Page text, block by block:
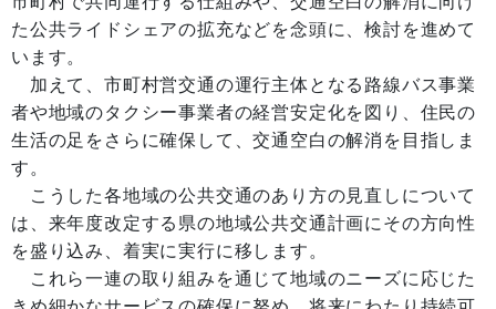
た公共ライドシェアの拡充などを念頭に、検討を進めて
います。
加えて、市町村営交通の運行主体となる路線バス事業
者や地域のタクシー事業者の経営安定化を図り、住民の
生活の足をさらに確保して、交通空白の解消を目指しま
す。
こうした各地域の公共交通のあり方の見直しについて
は、来年度改定する県の地域公共交通計画にその方向性
を盛り込み、着実に実行に移します。
これら一連の取り組みを通じて地域のニーズに応じた